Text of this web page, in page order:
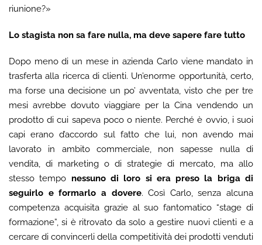
riunione?»
Lo stagista non sa fare nulla, ma deve sapere fare tutto
Dopo meno di un mese in azienda Carlo viene mandato in
trasferta alla ricerca di clienti. Un’enorme opportunità, certo,
ma forse una decisione un po’ avventata, visto che per tre
mesi avrebbe dovuto viaggiare per la Cina vendendo un
prodotto di cui sapeva poco o niente. Perché è ovvio, i suoi
capi erano d’accordo sul fatto che lui, non avendo mai
lavorato in ambito commerciale, non sapesse nulla di
vendita, di marketing o di strategie di mercato, ma allo
stesso tempo nessuno di loro si era preso la briga di
seguirlo e formarlo a dovere. Così Carlo, senza alcuna
competenza acquisita grazie al suo fantomatico “stage di
formazione”, si è ritrovato da solo a gestire nuovi clienti e a
cercare di convincerli della competitività dei prodotti venduti